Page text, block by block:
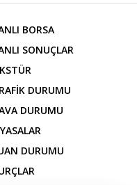
BORSA
SONUÇLAR
DURUMU
DURUMU
DURUMU